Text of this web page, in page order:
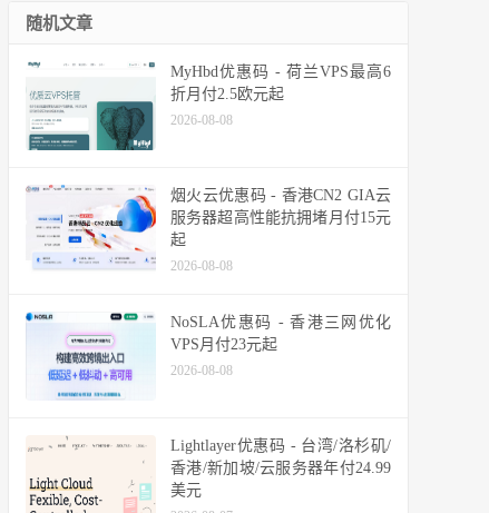
随机文章
MyHbd优惠码 - 荷兰VPS最高6
折月付2.5欧元起
2026-08-08
烟火云优惠码 - 香港CN2 GIA云
服务器超高性能抗拥堵月付15元
起
2026-08-08
NoSLA优惠码 - 香港三网优化
VPS月付23元起
2026-08-08
Lightlayer优惠码 - 台湾/洛杉矶/
香港/新加坡/云服务器年付24.99
美元